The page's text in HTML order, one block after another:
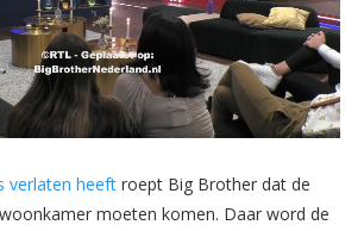
verlaten heeft roept Big Brother dat de
moeten komen. Daar word de